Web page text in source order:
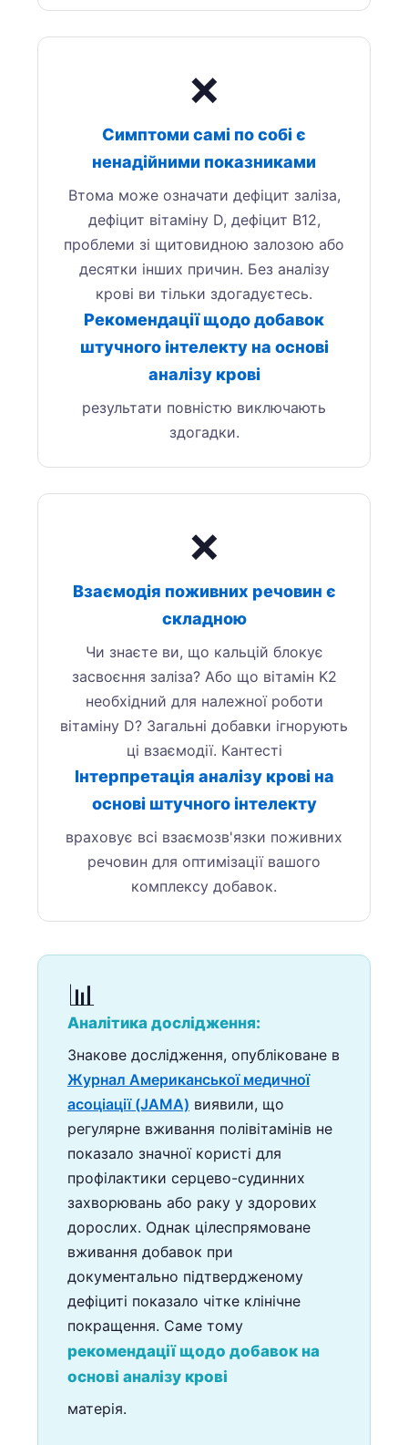
❌
Симптоми самі по собі є
ненадійними показниками
Втома може означати дефіцит заліза,
дефіцит вітаміну D, дефіцит B12,
проблеми зі щитовидною залозою або
десятки інших причин. Без аналізу
крові ви тільки здогадуєтесь.
Рекомендації щодо добавок
штучного інтелекту на основі
аналізу крові
результати повністю виключають
здогадки.
❌
Взаємодія поживних речовин є
складною
Чи знаєте ви, що кальцій блокує
засвоєння заліза? Або що вітамін K2
необхідний для належної роботи
вітаміну D? Загальні добавки ігнорують
ці взаємодії. Кантесті
Інтерпретація аналізу крові на
основі штучного інтелекту
враховує всі взаємозв'язки поживних
речовин для оптимізації вашого
комплексу добавок.
📊
Аналітика дослідження:
Знакове дослідження, опубліковане в
Журнал Американської медичної
асоціації (JAMA) виявили, що
регулярне вживання полівітамінів не
показало значної користі для
профілактики серцево-судинних
захворювань або раку у здорових
дорослих. Однак цілеспрямоване
вживання добавок при
документально підтвердженому
дефіциті показало чітке клінічне
покращення. Саме тому
рекомендації щодо добавок на
основі аналізу крові
матерія.
සිංහල
অসমীয়া
Galego
Македонски јазик
Euskara
Gàidhlig
Occitan
Afrikaans
Монгол
ພາສາລາວ
Basa Jawa
Cebuano
ئۇيغۇرچە
Кыргызча
Татар теле
Беларуская мова
Esperanto
Frysk
Ślōnskŏ gŏdka
Norsk bokmål